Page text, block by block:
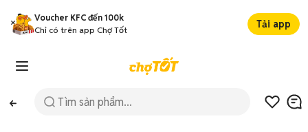
Voucher KFC đến 100k
Chỉ có trên app Chợ Tốt
Tải app